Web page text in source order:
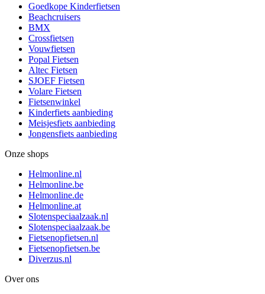
Goedkope Kinderfietsen
Beachcruisers
BMX
Crossfietsen
Vouwfietsen
Popal Fietsen
Altec Fietsen
SJOEF Fietsen
Volare Fietsen
Fietsenwinkel
Kinderfiets aanbieding
Meisjesfiets aanbieding
Jongensfiets aanbieding
Onze shops
Helmonline.nl
Helmonline.be
Helmonline.de
Helmonline.at
Slotenspeciaalzaak.nl
Slotenspeciaalzaak.be
Fietsenopfietsen.nl
Fietsenopfietsen.be
Diverzus.nl
Over ons